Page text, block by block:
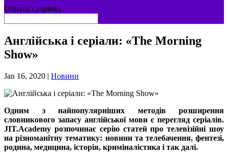
Обрати сторінку
Англійська і серіали: «The Morning
Show»
Jan 16, 2020 | Новини
Одним з найпопулярніших методів розширення
словникового запасу англійської мови є перегляд серіалів.
JIT.Academy розпочинає серію статей про телевізійні шоу
на різноманітну тематику: новини та телебачення, фентезі,
родина, медицина, історія, криміналістика і так далі.